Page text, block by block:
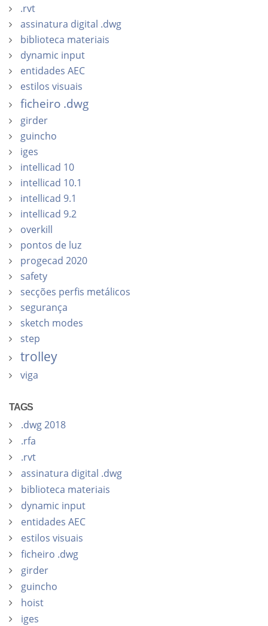
.rvt
assinatura digital .dwg
biblioteca materiais
dynamic input
entidades AEC
estilos visuais
ficheiro .dwg
girder
guincho
iges
intellicad 10
intellicad 10.1
intellicad 9.1
intellicad 9.2
overkill
pontos de luz
progecad 2020
safety
secções perfis metálicos
segurança
sketch modes
step
trolley
viga
TAGS
.dwg 2018
.rfa
.rvt
assinatura digital .dwg
biblioteca materiais
dynamic input
entidades AEC
estilos visuais
ficheiro .dwg
girder
guincho
hoist
iges